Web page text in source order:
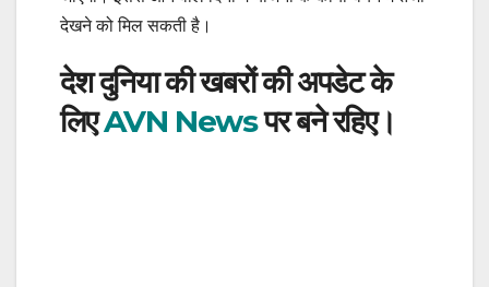
देखने को मिल सकती है।
देश दुनिया की खबरों की अपडेट के
लिएAVN Newsपर बने रहिए।